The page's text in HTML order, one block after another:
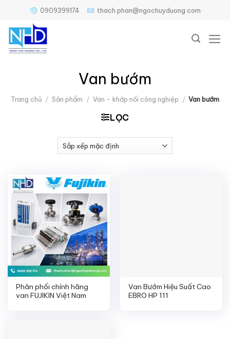
nội
dung
0909399174 thach.phan@ngochuyduong.com
Van bướm
Trang chủ / Sản phẩm / Van - khớp nối công nghiệp / Van bướm
LỌC
Phân phối chính hãng
van FUJIKIN Việt Nam
Van Bướm Hiệu Suất Cao
EBRO HP 111